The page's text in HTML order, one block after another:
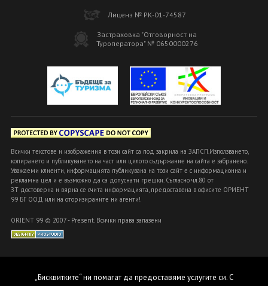
Лиценз № РК-01-74587
Застраховка "Отговорност на
Туроператора" № 0650000276
Всички текстове и изображения в този сайт са под закрила на ЗАПСП.Използването,
копирането и публикуването на част или цялото съдържание на сайта е забранено.
Уважаеми клиенти, информацията публикувана на този сайт е с информационна и
рекламна цел и е възможно да са допуснати грешки. Съгласно чл.80 от
ЗТ достоверна и вярна се счита информацията, предоставена в офисите ОРИЕНТ
99 БГ ООД или на оторизираните ни агенти!
ORIENT 99 © 2007 - Present. Всички права запазени
„Бисквитките“ ни помагат да предоставяме услугите си. С